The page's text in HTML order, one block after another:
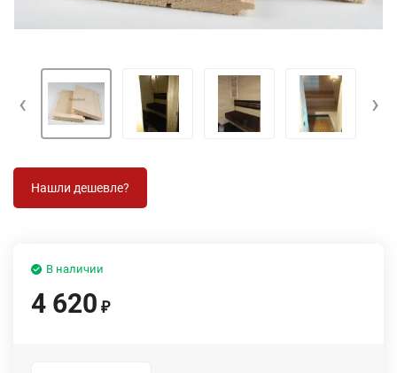
‹ ›
В наличии
4 620 ₽